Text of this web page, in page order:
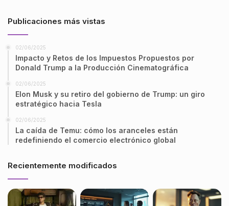
Publicaciones más vistas
02/06/2025
Impacto y Retos de los Impuestos Propuestos por
Donald Trump a la Producción Cinematográfica
02/06/2025
Elon Musk y su retiro del gobierno de Trump: un giro
estratégico hacia Tesla
02/06/2025
La caída de Temu: cómo los aranceles están
redefiniendo el comercio electrónico global
Recientemente modificados